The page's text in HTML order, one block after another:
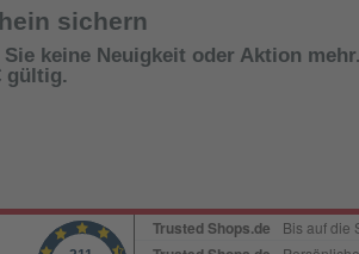
sichern
keine Neuigkeit oder Aktion mehr.
gültig.